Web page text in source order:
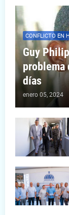
CONFLICTO EN
Guy
problema
días
enero 05, 2024